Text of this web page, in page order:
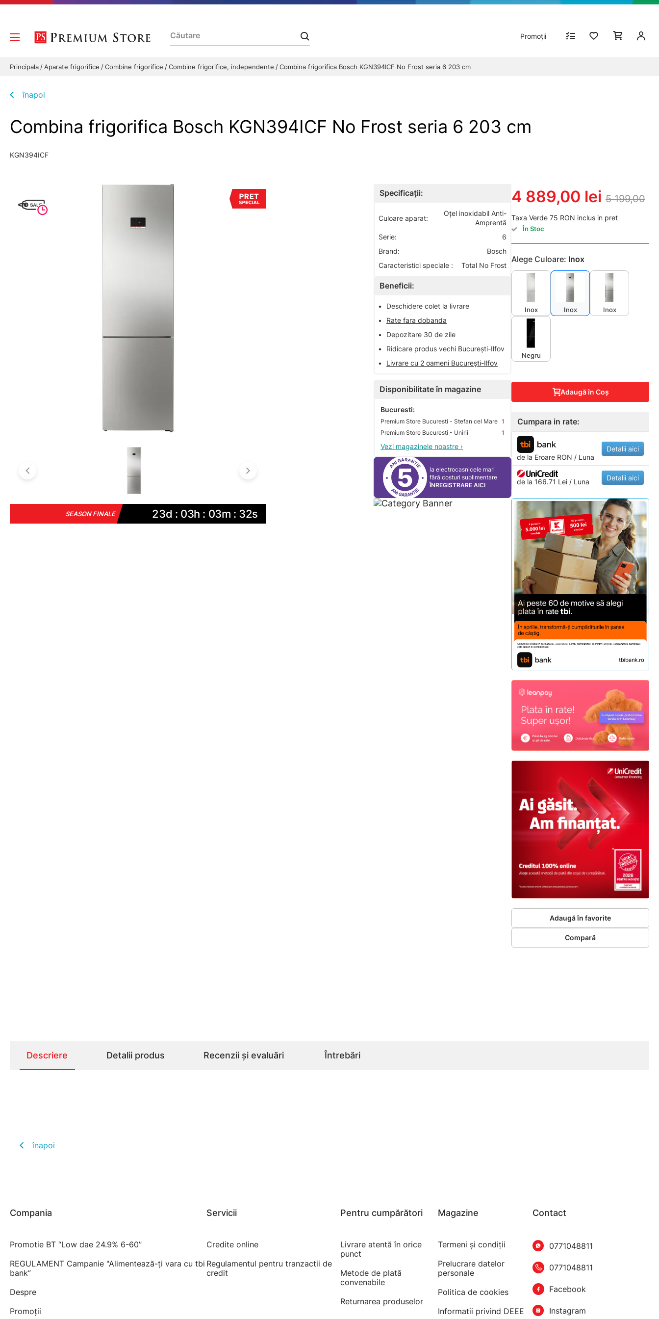
Promoții
Principala Aparate frigorifice Combine frigorifice Combine frigorifice, independente Combina frigorifica Bosch KGN394ICF No Frost seria 6 203 cm
înapoi
Combina frigorifica Bosch KGN394ICF No Frost seria 6 203 cm
KGN394ICF
SEASON FINALE 23d : 03h : 03m : 31s
Specificații:
Culoare aparat:
Oțel inoxidabil Anti-
Amprentă
Serie:
6
Brand:
Bosch
Caracteristici speciale :
Total No Frost
Beneficii:
•
Deschidere colet la livrare
•
Rate fara dobanda
•
Depozitare 30 de zile
•
Ridicare produs vechi București-Ilfov
•
Livrare cu 2 oameni București-Ilfov
Disponibilitate în magazine
Bucuresti:
Premium Store Bucuresti - Stefan cel Mare 1
Premium Store Bucuresti - Unirii
1
Vezi magazinele noastre ›
5
la electrocasnicele mari
fără costuri suplimentare
ÎNREGISTRARE AICI
4 889,00 lei 5 199,00
Taxa Verde 75 RON inclus in pret
În Stoc
Alege Culoare: Inox
Inox Inox Inox
Negru
Adaugă în Coş
Cumpara in rate:
de la Eroare RON / Luna
Detalii aici
de la 166.71 Lei / Luna Detalii aici
Adaugă în favorite
Compară
Descriere Detalii produs Recenzii și evaluări Întrebări
înapoi
Compania
Promotie BT “Low dae 24.9% 6-60”
REGULAMENT Campanie "Alimentează-ți vara cu tbi
bank”
Despre
Promoții
Servicii
Credite online
Regulamentul pentru tranzactii de
credit
Pentru cumpărători
Livrare atentă în orice
punct
Metode de plată
convenabile
Returnarea produselor
Magazine
Termeni şi condiţii
Prelucrare datelor
personale
Politica de cookies
Informatii privind DEEE
Contact
0771048811
0771048811
Facebook
Instagram